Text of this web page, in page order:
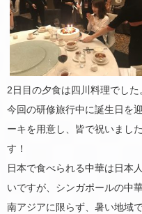
2日目の夕食は四川料理でした
今回の研修旅行中に誕生日を
ーキを用意し、皆で祝いまし
す！
日本で食べられる中華は日本
いですが、シンガポールの中
南アジアに限らず、暑い地域